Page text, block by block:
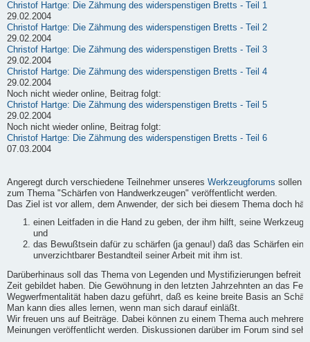
Christof Hartge: Die Zähmung des widerspenstigen Bretts - Teil 1
29.02.2004
Christof Hartge: Die Zähmung des widerspenstigen Bretts - Teil 2
29.02.2004
Christof Hartge: Die Zähmung des widerspenstigen Bretts - Teil 3
29.02.2004
Christof Hartge: Die Zähmung des widerspenstigen Bretts - Teil 4
29.02.2004
Noch nicht wieder online, Beitrag folgt:
Christof Hartge: Die Zähmung des widerspenstigen Bretts - Teil 5
29.02.2004
Noch nicht wieder online, Beitrag folgt:
Christof Hartge: Die Zähmung des widerspenstigen Bretts - Teil 6
07.03.2004
Angeregt durch verschiedene Teilnehmer unseres Werkzeugforums sollen
zum Thema "Schärfen von Handwerkzeugen" veröffentlicht werden.
Das Ziel ist vor allem, dem Anwender, der sich bei diesem Thema doch
einen Leitfaden in die Hand zu geben, der ihm hilft, seine
und
das Bewußtsein dafür zu schärfen (ja genau!) daß das Schärfen
unverzichtbarer Bestandteil seiner Arbeit mit ihm ist.
Darüberhinaus soll das Thema von Legenden und Mystifizierungen befreit
Zeit gebildet haben. Die Gewöhnung in den letzten Jahrzehnten an das
Wegwerfmentalität haben dazu geführt, daß es keine breite Basis an
Man kann dies alles lernen, wenn man sich darauf einläßt.
Wir freuen uns auf Beiträge. Dabei können zu einem Thema auch mehrere
Meinungen veröffentlicht werden. Diskussionen darüber im Forum sind